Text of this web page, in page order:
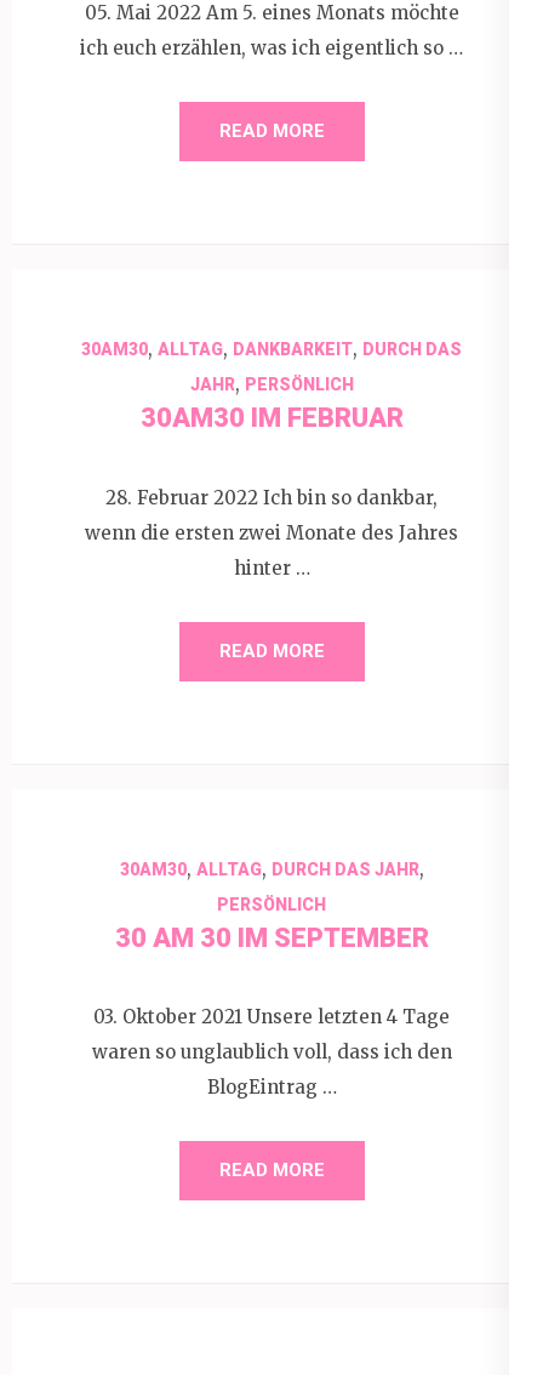
05. Mai 2022 Am 5. eines Monats möchte
ich euch erzählen, was ich eigentlich so …
READ MORE
30AM30, ALLTAG, DANKBARKEIT, DURCH DAS
JAHR, PERSÖNLICH
30AM30 IM FEBRUAR
28. Februar 2022 Ich bin so dankbar,
wenn die ersten zwei Monate des Jahres
hinter …
READ MORE
30AM30, ALLTAG, DURCH DAS JAHR,
PERSÖNLICH
30 AM 30 IM SEPTEMBER
03. Oktober 2021 Unsere letzten 4 Tage
waren so unglaublich voll, dass ich den
BlogEintrag …
READ MORE